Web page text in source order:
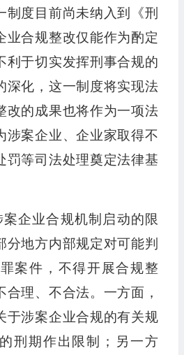
制度目前尚未纳入到《刑
业合规整改仅能作为酌定
利于切实发挥刑事合规的
深化，这一制度将实现法
改的成果也将作为一项法
涉案企业、企业家取得不
罚等司法处理奠定法律基
企业合规机制启动的限
分地方内部规定对可能判
案件，不得开展合规整
合理、不合法。一方面，
于涉案企业合规的有关规
刑期作出限制；另一方